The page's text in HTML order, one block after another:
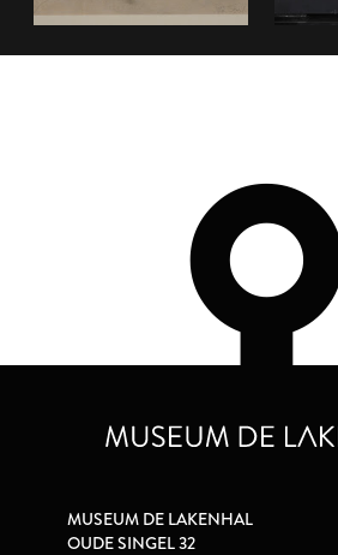
MUSEUM DE LAKENHAL
OUDE SINGEL 32